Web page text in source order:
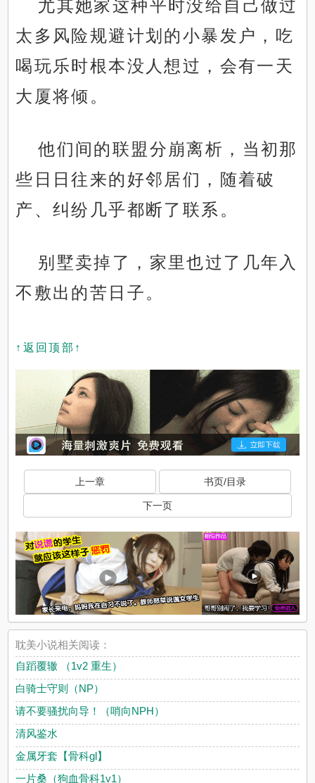
尤其她家这种平时没给自己做过
太多风险规避计划的小暴发户，吃
喝玩乐时根本没人想过，会有一天
大厦将倾。
他们间的联盟分崩离析，当初那
些日日往来的好邻居们，随着破
产、纠纷几乎都断了联系。
别墅卖掉了，家里也过了几年入
不敷出的苦日子。
↑返回顶部↑
上一章 书页/目录
下一页
耽美小说相关阅读：
自蹈覆辙 （1v2 重生）
白骑士守则（NP）
请不要骚扰向导！（哨向NPH）
清风鉴水
金属牙套【骨科gl】
一片桑（狗血骨科1v1）